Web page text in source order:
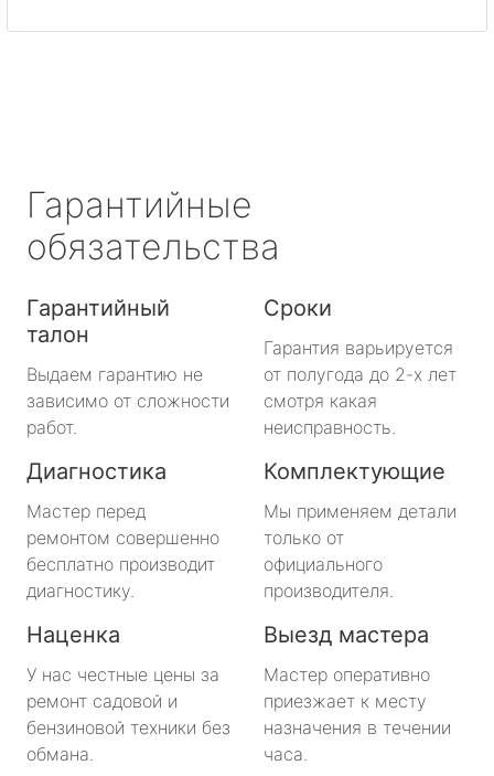
Гарантийные
обязательства
Гарантийный
талон
Выдаем гарантию не
зависимо от сложности
работ.
Сроки
Гарантия варьируется
от полугода до 2-х лет
смотря какая
неисправность.
Диагностика
Мастер перед
ремонтом совершенно
бесплатно производит
диагностику.
Комплектующие
Мы применяем детали
только от
официального
производителя.
Наценка
У нас честные цены за
ремонт садовой и
бензиновой техники без
обмана.
Выезд мастера
Мастер оперативно
приезжает к месту
назначения в течении
часа.